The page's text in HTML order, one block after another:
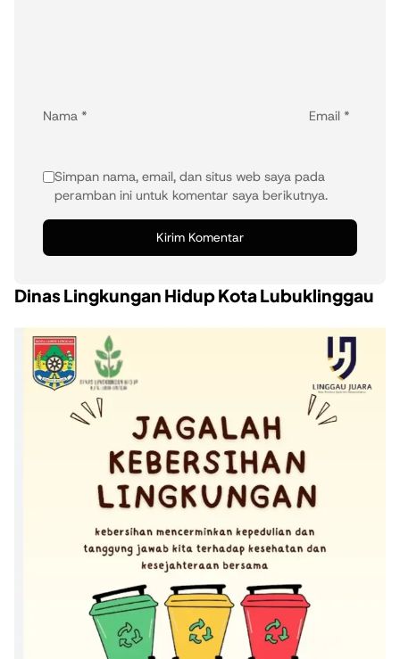
Nama * Email *
Simpan nama, email, dan situs web saya pada
peramban ini untuk komentar saya berikutnya.
Dinas Lingkungan Hidup Kota Lubuklinggau